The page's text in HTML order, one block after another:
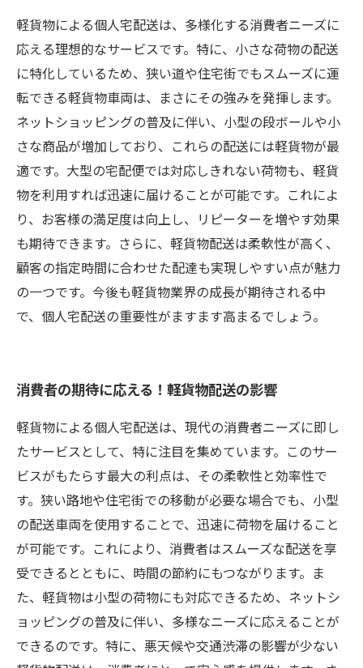
軽貨物による個人宅配送は、多様化する消費者ニーズに
応える理想的なサービスです。特に、小さな荷物の配送
に特化しているため、狭い道や住宅街でもスムーズに運
転できる軽貨物車両は、まさにその強みを発揮します。
ネットショッピングの普及に伴い、小型の段ボールや小
さな商品が増加しており、これらの配送には軽貨物が最
適です。大型の宅配便では対応しきれない荷物も、軽貨
物を利用すれば迅速に届けることが可能です。これによ
り、お客様の満足度は向上し、リピーターを増やす効果
も期待できます。さらに、軽貨物配送は柔軟性が高く、
顧客の指定時間に合わせた配達も実現しやすい点が魅力
の一つです。今後も軽貨物業界の成長が期待される中
で、個人宅配送の重要性がますます高まるでしょう。
消費者の期待に応える！軽貨物配送の影響
軽貨物による個人宅配送は、現代の消費者ニーズに即し
たサービスとして、特に注目を集めています。このサー
ビスがもたらす最大の利点は、その柔軟性と効率性で
す。狭い路地や住宅街での移動が必要な場合でも、小型
の配送車両を使用することで、迅速に荷物を届けること
が可能です。これにより、消費者はスムーズな配送を享
受できるとともに、時間の節約にもつながります。ま
た、軽貨物は小型の荷物にも対応できるため、ネットシ
ョッピングの普及に伴い、多様なニーズに応えることが
できるのです。特に、悪天候や交通渋滞の影響が少ない